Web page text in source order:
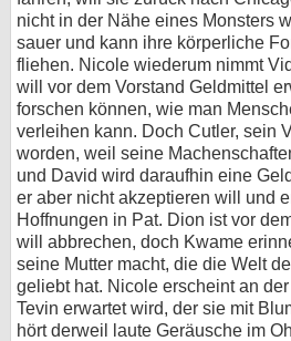
nicht in der Nähe eines Monsters
sauer und kann ihre körperliche
fliehen. Nicole wiederum nimmt
will vor dem Vorstand Geldmittel
forschen können, wie man
verleihen kann. Doch Cutler, sein
worden, weil seine
und David wird daraufhin eine
er aber nicht akzeptieren will und
Hoffnungen in Pat. Dion ist vor
will abbrechen, doch Kwame
seine Mutter macht, die die Welt
geliebt hat. Nicole erscheint an
Tevin erwartet wird, der sie mit
hört derweil laute Geräusche im